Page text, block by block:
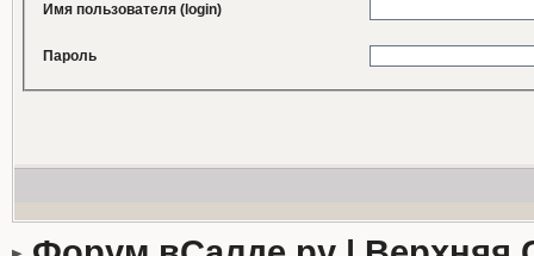
Имя пользователя (login)
Пароль